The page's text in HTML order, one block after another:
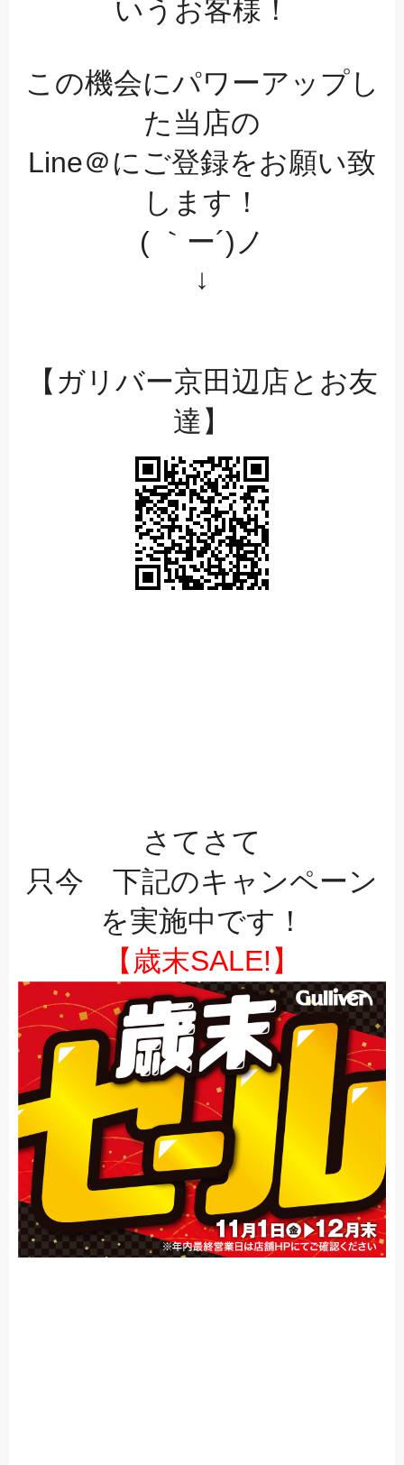
いうお客様！
この機会にパワーアップし
た当店の
Line＠にご登録をお願い致
します！
( ｀ー´)ノ
↓
【ガリバー京田辺店とお友
達】
さてさて
只今 下記のキャンペーン
を実施中です！
【歳末SALE!】